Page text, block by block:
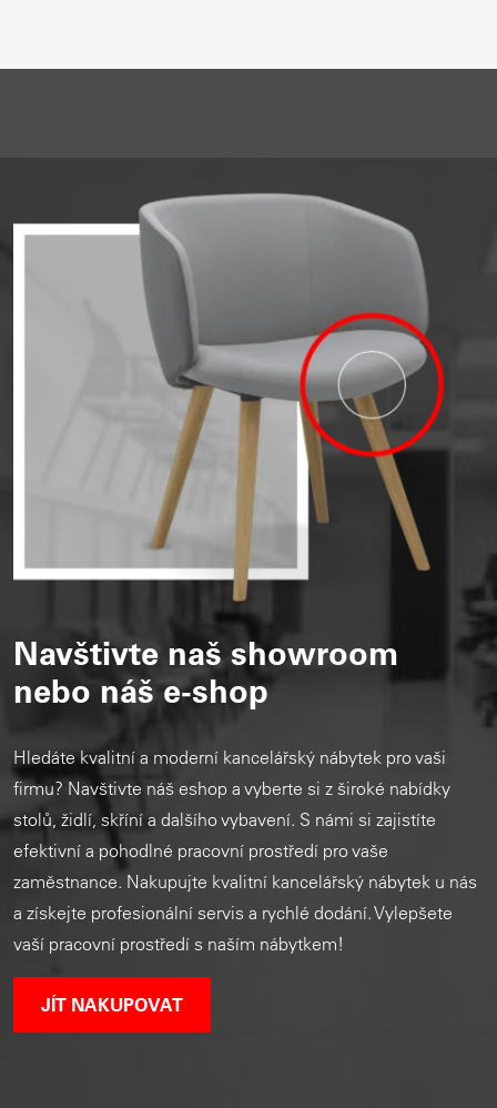
Navštivte naš showroom
nebo náš e-shop
Hledáte kvalitní a moderní kancelářský nábytek pro vaši
firmu? Navštivte náš eshop a vyberte si z široké nabídky
stolů, židlí, skříní a dalšího vybavení. S námi si zajistíte
efektivní a pohodlné pracovní prostředí pro vaše
zaměstnance. Nakupujte kvalitní kancelářský nábytek u nás
a získejte profesionální servis a rychlé dodání. Vylepšete
vaší pracovní prostředí s naším nábytkem!
JÍT NAKUPOVAT